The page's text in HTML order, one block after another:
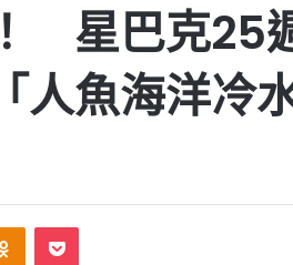
星巴克25
魚海洋冷